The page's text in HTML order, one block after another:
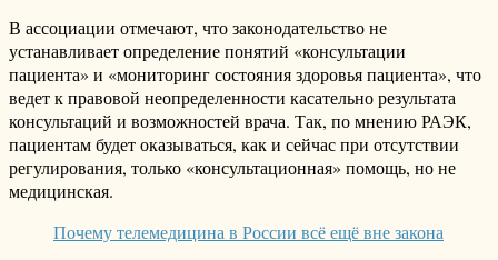
В ассоциации отмечают, что законодательство не
устанавливает определение понятий «консультации
пациента» и «мониторинг состояния здоровья пациента», что
ведет к правовой неопределенности касательно результата
консультаций и возможностей врача. Так, по мнению РАЭК,
пациентам будет оказываться, как и сейчас при отсутствии
регулирования, только «консультационная» помощь, но не
медицинская.
Почему телемедицина в России всё ещё вне закона